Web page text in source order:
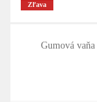
Zľava
Gumová